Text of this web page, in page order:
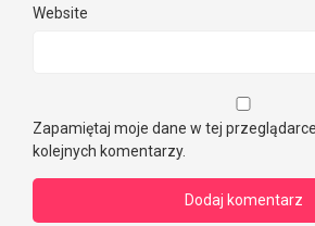
Website
Zapamiętaj moje dane w tej
kolejnych komentarzy.